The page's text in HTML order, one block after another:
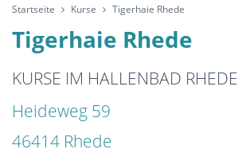
Startseite Kurse Tigerhaie Rhede
Tigerhaie Rhede
KURSE IM HALLENBAD RHEDE
Heideweg 59
46414 Rhede